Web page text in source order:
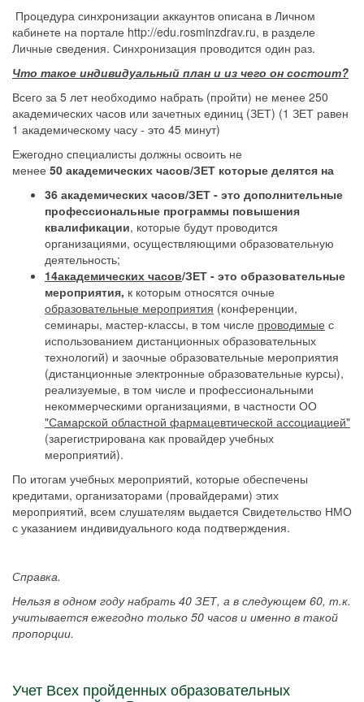
Процедура синхронизации аккаунтов описана в Личном
кабинете на портале http://edu.rosminzdrav.ru, в разделе
Личные сведения. Синхронизация проводится один раз.
Что такое индивидуальный план и из чего он состоит?
Всего за 5 лет необходимо набрать (пройти) не менее 250
академических часов или зачетных единиц (ЗЕТ) (1 ЗЕТ равен
1 академическому часу - это 45 минут)
Ежегодно специалисты должны освоить не
менее 50 академических часов/ЗЕТ которые делятся на
36 академических часов/ЗЕТ - это дополнительные
профессиональные программы повышения
квалификации, которые будут проводится
организациями, осуществляющими образовательную
деятельность;
14академических часов/ЗЕТ - это образовательные
мероприятия, к которым относятся очные
образовательные мероприятия (конференции,
семинары, мастер-классы, в том числе проводимые с
использованием дистанционных образовательных
технологий) и заочные образовательные мероприятия
(дистанционные электронные образовательные курсы),
реализуемые, в том числе и профессиональными
некоммерческими организациями, в частности ОО
"Самарской областной фармацевтической ассоциацией"
(зарегистрирована как провайдер учебных
мероприятий).
По итогам учебных мероприятий, которые обеспечены
кредитами, организаторами (провайдерами) этих
мероприятий, всем слушателям выдается Свидетельство НМО
с указанием индивидуального кода подтверждения.
Справка.
Нельзя в одном году набрать 40 ЗЕТ, а в следующем 60, т.к.
учитывается ежегодно только 50 часов и именно в такой
пропорции.
Учет Всех пройденных образовательных